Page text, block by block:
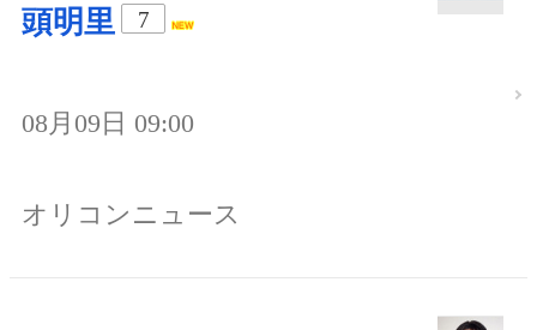
頭明里
7
08月09日 09:00
オリコンニュース